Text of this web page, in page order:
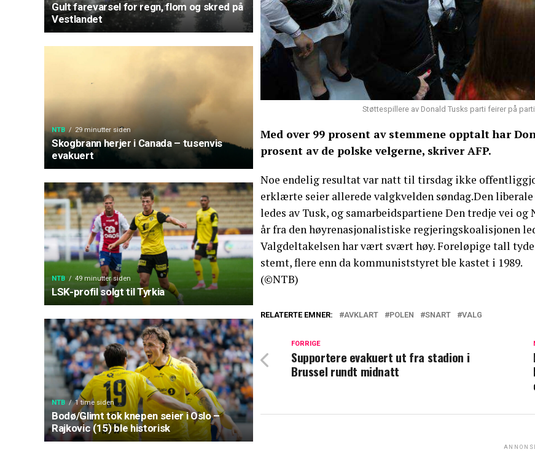
Gult farevarsel for regn, flom og skred på
Vestlandet
NTB 29 minutter siden
Skogbrann herjer i Canada – tusenvis
evakuert
NTB 49 minutter siden
LSK-profil solgt til Tyrkia
NTB 1 time siden
Bodø/Glimt tok knepen seier i Oslo –
Rajkovic (15) ble historisk
Støttespillere av Donald Tusks parti feirer på
Med over 99 prosent av stemmene opptalt har
prosent av de polske velgerne, skriver AFP.
Noe endelig resultat var natt til tirsdag ikke
erklærte seier allerede valgkvelden søndag.Den
ledes av Tusk, og samarbeidspartiene Den tredje vei
år fra den høyrenasjonalistiske regjeringskoalisjonen
Valgdeltakelsen har vært svært høy. Foreløpige tall
stemt, flere enn da kommuniststyret ble kastet i 1989.
(©NTB)
RELATERTE EMNER: AVKLART POLEN SNART VALG
FORRIGE
Supportere evakuert ut fra stadion i
Brussel rundt midnatt